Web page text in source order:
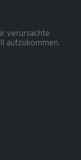
verursachte
aufzukommen.